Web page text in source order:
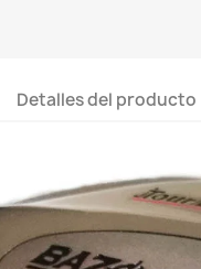
Detalles del producto